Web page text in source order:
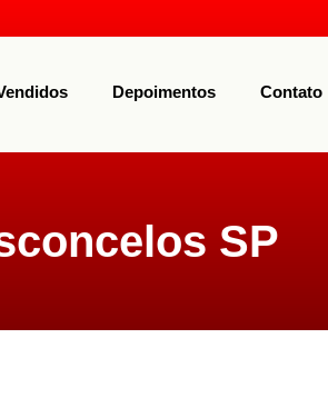
Depoimentos Contato
SP